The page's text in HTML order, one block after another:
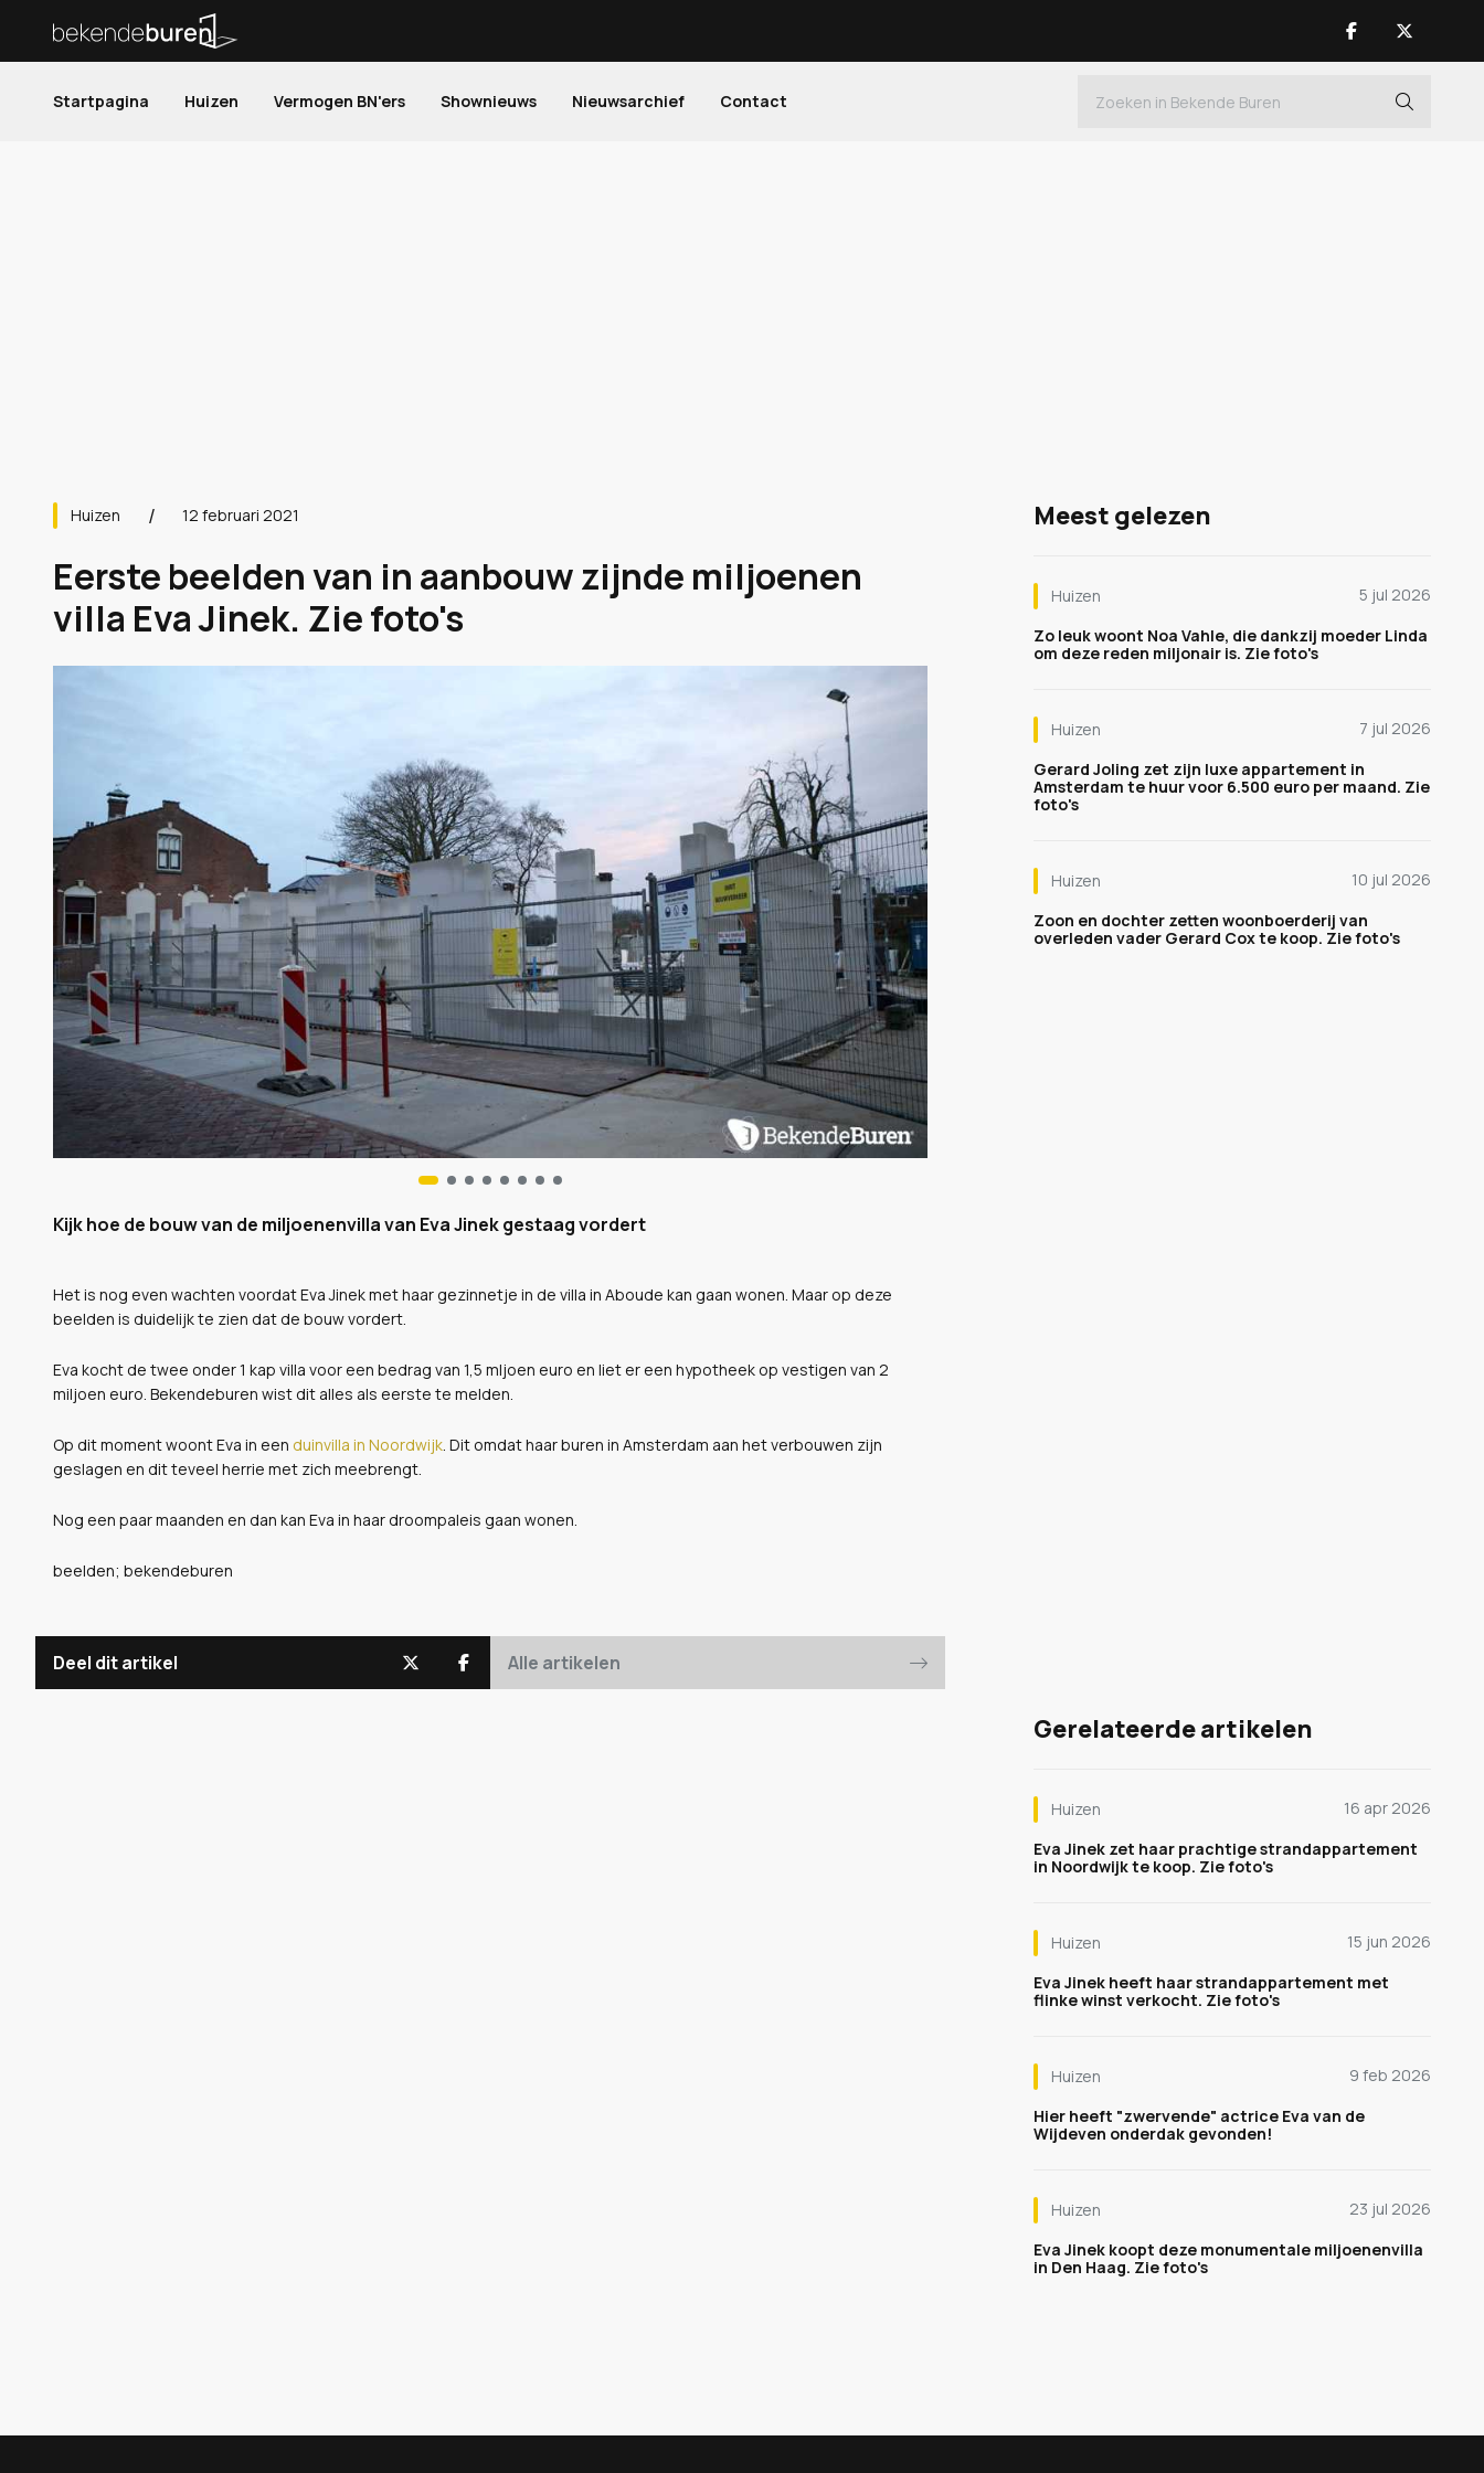
Startpagina Huizen Vermogen BN'ers Shownieuws Nieuwsarchief Contact
Huizen 12 februari 2021
Eerste beelden van in aanbouw zijnde miljoenen
villa Eva Jinek. Zie foto's
Kijk hoe de bouw van de miljoenenvilla van Eva Jinek gestaag vordert
Het is nog even wachten voordat Eva Jinek met haar gezinnetje in de villa in Aboude kan gaan wonen. Maar op deze
beelden is duidelijk te zien dat de bouw vordert.
Eva kocht de twee onder 1 kap villa voor een bedrag van 1,5 mljoen euro en liet er een hypotheek op vestigen van 2
miljoen euro. Bekendeburen wist dit alles als eerste te melden.
Op dit moment woont Eva in een duinvilla in Noordwijk . Dit omdat haar buren in Amsterdam aan het verbouwen zijn
geslagen en dit teveel herrie met zich meebrengt.
Nog een paar maanden en dan kan Eva in haar droompaleis gaan wonen.
beelden; bekendeburen
Deel dit artikel Alle artikelen
Meest gelezen
Huizen
5 jul 2026
Zo leuk woont Noa Vahle, die dankzij moeder Linda
om deze reden miljonair is. Zie foto's
Huizen
7 jul 2026
Gerard Joling zet zijn luxe appartement in
Amsterdam te huur voor 6.500 euro per maand. Zie
foto's
Huizen
10 jul 2026
Zoon en dochter zetten woonboerderij van
overleden vader Gerard Cox te koop. Zie foto's
Gerelateerde artikelen
Huizen
16 apr 2026
Eva Jinek zet haar prachtige strandappartement
in Noordwijk te koop. Zie foto's
Huizen
15 jun 2026
Eva Jinek heeft haar strandappartement met
flinke winst verkocht. Zie foto's
Huizen
9 feb 2026
Hier heeft "zwervende" actrice Eva van de
Wijdeven onderdak gevonden!
Huizen
23 jul 2026
Eva Jinek koopt deze monumentale miljoenenvilla
in Den Haag. Zie foto's